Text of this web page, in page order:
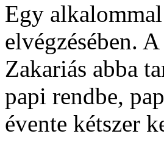
Egy
elvégzésé­ben.
Zakariás abba
papi rendbe,
évente kétszer